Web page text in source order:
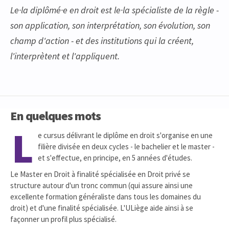
Le·la diplômé·e en droit est le·la spécialiste de la règle -
son application, son interprétation, son évolution, son
champ d'action - et des institutions qui la créent,
l'interprètent et l'appliquent.
En quelques mots
L e cursus délivrant le diplôme en droit s'organise en une
filière divisée en deux cycles - le bachelier et le master -
et s'effectue, en principe, en 5 années d'études.
Le Master en Droit à finalité spécialisée en Droit privé se
structure autour d'un tronc commun (qui assure ainsi une
excellente formation généraliste dans tous les domaines du
droit) et d'une finalité spécialisée. L'ULiège aide ainsi à se
façonner un profil plus spécialisé.